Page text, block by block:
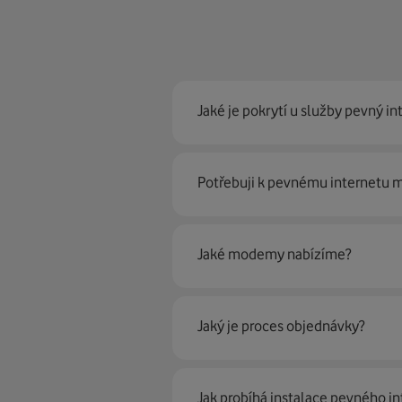
Jaké je pokrytí u služby pevný
Pevný internet můžeme
Potřebuji k pevnému internetu
Ano, potřebujete. Rádi vám ho
poradí naši proškolení prodejci
Jaké modemy nabízíme?
Jaký je proces objednávky?
Krok jedna je určitě ověření
Jak probíhá instalace pevného